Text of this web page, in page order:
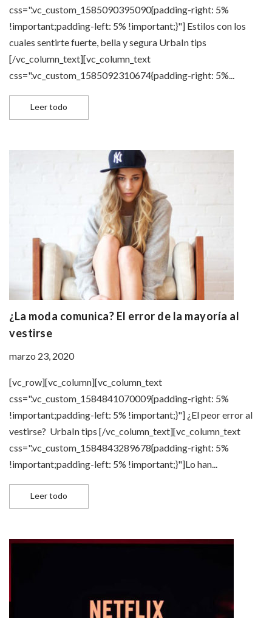
css=".vc_custom_1585090395090{padding-right: 5%
!important;padding-left: 5% !important;}"] Estilos con los
cuales sentirte fuerte, bella y segura UrbaIn tips
[/vc_column_text][vc_column_text
css=".vc_custom_1585092310674{padding-right: 5%...
Leer todo
¿La moda comunica? El error de la mayoría al
vestirse
marzo 23, 2020
[vc_row][vc_column][vc_column_text
css=".vc_custom_1584841070009{padding-right: 5%
!important;padding-left: 5% !important;}"] ¿El peor error al
vestirse? UrbaIn tips [/vc_column_text][vc_column_text
css=".vc_custom_1584843289678{padding-right: 5%
!important;padding-left: 5% !important;}"]Lo han...
Leer todo